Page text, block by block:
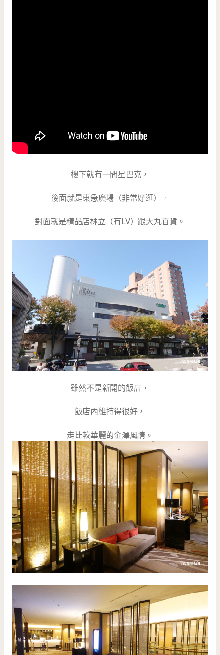
樓下就有一間星巴克，
後面就是東急廣場（非常好逛），
對面就是精品店林立（有LV）跟大丸百貨。
雖然不是新開的飯店，
飯店內維持得很好，
走比較華麗的金澤風情。